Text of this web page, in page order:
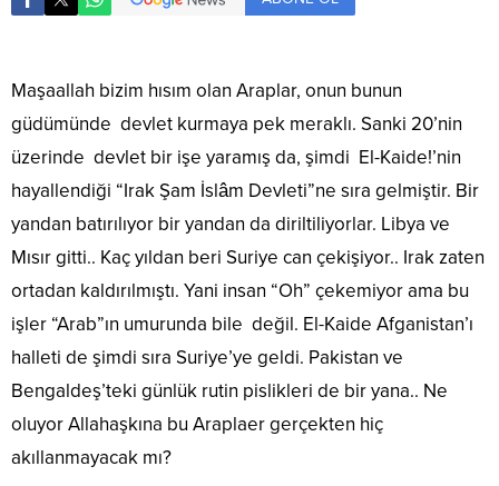
Maşaallah bizim hısım olan Araplar, onun bunun
güdümünde devlet kurmaya pek meraklı. Sanki 20’nin
üzerinde devlet bir işe yaramış da, şimdi El-Kaide!’nin
hayallendiği “Irak Şam İslâm Devleti”ne sıra gelmiştir. Bir
yandan batırılıyor bir yandan da diriltiliyorlar. Libya ve
Mısır gitti.. Kaç yıldan beri Suriye can çekişiyor.. Irak zaten
ortadan kaldırılmıştı. Yani insan “Oh” çekemiyor ama bu
işler “Arab”ın umurunda bile değil. El-Kaide Afganistan’ı
halleti de şimdi sıra Suriye’ye geldi. Pakistan ve
Bengaldeş’teki günlük rutin pislikleri de bir yana.. Ne
oluyor Allahaşkına bu Araplaer gerçekten hiç
akıllanmayacak mı?